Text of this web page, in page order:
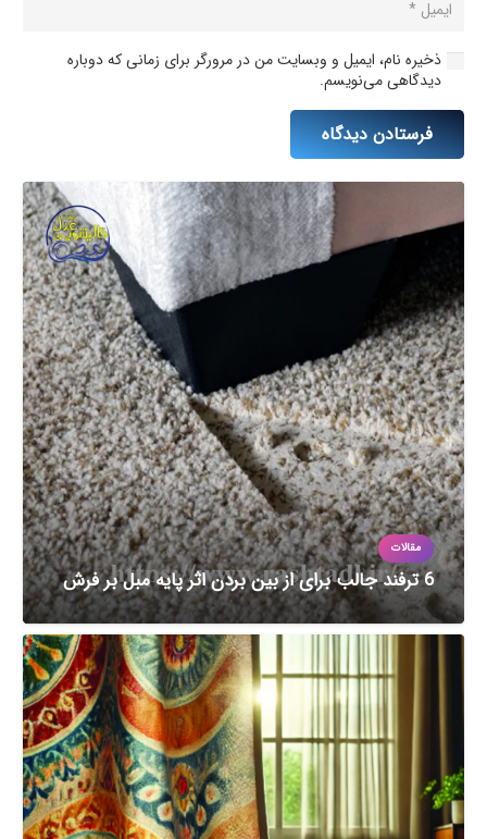
ذخیره نام، ایمیل و وبسایت من در مرورگر برای زمانی که دوباره
دیدگاهی می‌نویسم.
فرستادن دیدگاه
مقالات
6 ترفند جالب برای از بین بردن اثر پایه مبل بر فرش